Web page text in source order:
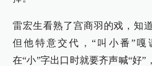
雷宏生看熟了宫商羽的戏，知
但他特意交代，“叫小番”嘎
在“小”字出口时就要齐声喊“好”